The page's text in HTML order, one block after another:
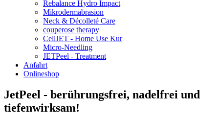
Rebalance Hydro Impact
Mikrodermabrasion
Neck & Décolleté Care
couperose therapy
CellJET - Home Use Kur
Micro-Needling
JETPeel - Treatment
Anfahrt
Onlineshop
JetPeel - berührungsfrei, nadelfrei und
tiefenwirksam!